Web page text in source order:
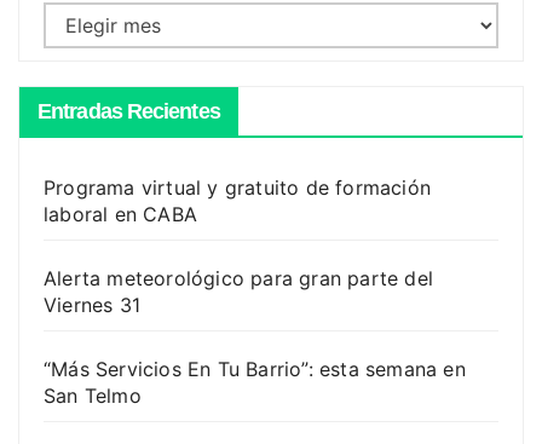
Archivos
Entradas Recientes
Programa virtual y gratuito de formación
laboral en CABA
Alerta meteorológico para gran parte del
Viernes 31
“Más Servicios En Tu Barrio”: esta semana en
San Telmo